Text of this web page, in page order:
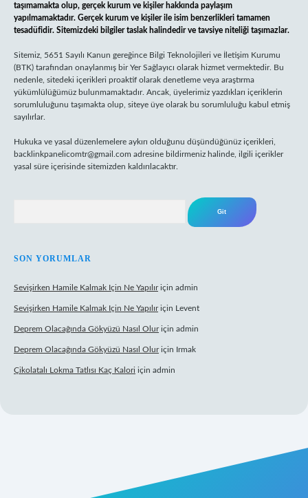
taşımamakta olup, gerçek kurum ve kişiler hakkında paylaşım
yapılmamaktadır. Gerçek kurum ve kişiler ile isim benzerlikleri tamamen
tesadüfidir. Sitemizdeki bilgiler taslak halindedir ve tavsiye niteliği taşımazlar.
Sitemiz, 5651 Sayılı Kanun gereğince Bilgi Teknolojileri ve İletişim Kurumu
(BTK) tarafından onaylanmış bir Yer Sağlayıcı olarak hizmet vermektedir. Bu
nedenle, sitedeki içerikleri proaktif olarak denetleme veya araştırma
yükümlülüğümüz bulunmamaktadır. Ancak, üyelerimiz yazdıkları içeriklerin
sorumluluğunu taşımakta olup, siteye üye olarak bu sorumluluğu kabul etmiş
sayılırlar.
Hukuka ve yasal düzenlemelere aykırı olduğunu düşündüğünüz içerikleri,
backlinkpanelicomtr@gmail.com adresine bildirmeniz halinde, ilgili içerikler
yasal süre içerisinde sitemizden kaldırılacaktır.
SON YORUMLAR
Sevişirken Hamile Kalmak Için Ne Yapılıriçin admin
Sevişirken Hamile Kalmak Için Ne Yapılıriçin Levent
Deprem Olacağında Gökyüzü Nasıl Oluriçin admin
Deprem Olacağında Gökyüzü Nasıl Oluriçin Irmak
Çikolatalı Lokma Tatlısı Kaç Kalori için admin